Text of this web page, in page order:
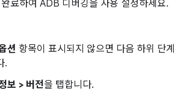
료하여 ADB 디버깅을 사용 설정하세요.
션 항목이 표시되지 않으면 다음 하위 단
.
보 > 버전을 탭합니다.